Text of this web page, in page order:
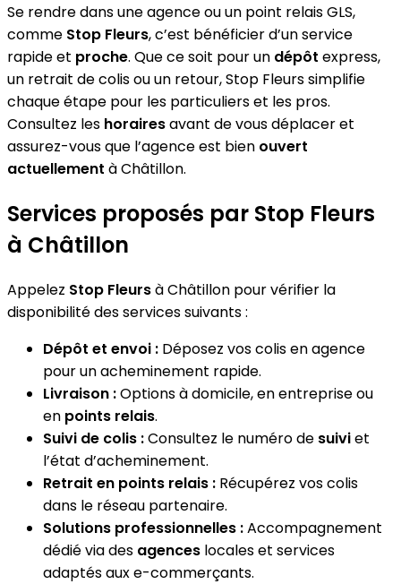
Se rendre dans une agence ou un point relais GLS,
comme Stop Fleurs, c’est bénéficier d’un service
rapide et proche. Que ce soit pour un dépôt express,
un retrait de colis ou un retour, Stop Fleurs simplifie
chaque étape pour les particuliers et les pros.
Consultez les horairesavant de vous déplacer et
assurez-vous que l’agence est bien ouvert
actuellement à Châtillon.
Services proposés par Stop Fleurs
à Châtillon
Appelez Stop Fleursà Châtillon pour vérifier la
disponibilité des services suivants :
Dépôt et envoi : Déposez vos colis en agence
pour un acheminement rapide.
Livraison :Options à domicile, en entreprise ou
en points relais.
Suivi de colis :Consultez le numéro de suiviet
l’état d’acheminement.
Retrait en points relais : Récupérez vos colis
dans le réseau partenaire.
Solutions professionnelles :Accompagnement
dédié via des agences locales et services
adaptés aux e-commerçants.